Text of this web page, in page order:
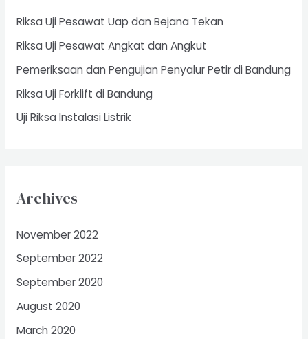
:
Riksa Uji Pesawat Uap dan Bejana Tekan
Riksa Uji Pesawat Angkat dan Angkut
Pemeriksaan dan Pengujian Penyalur Petir di Bandung
Riksa Uji Forklift di Bandung
Uji Riksa Instalasi Listrik
Archives
November 2022
September 2022
September 2020
August 2020
March 2020